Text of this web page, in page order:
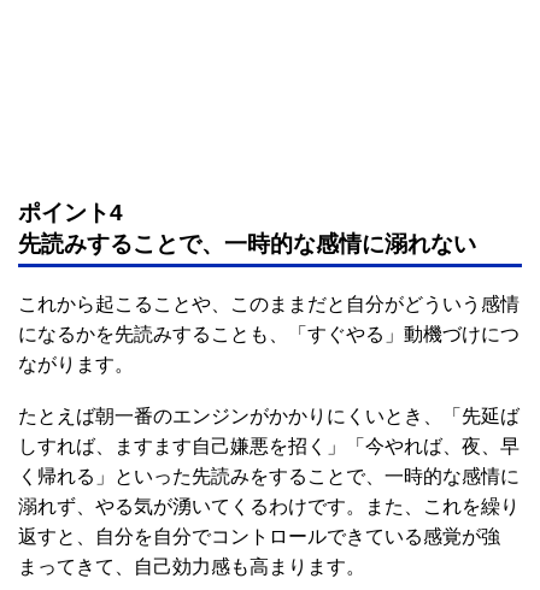
ポイント4
先読みすることで、一時的な感情に溺れない
これから起こることや、このままだと自分がどういう感情
になるかを先読みすることも、「すぐやる」動機づけにつ
ながります。
たとえば朝一番のエンジンがかかりにくいとき、「先延ば
しすれば、ますます自己嫌悪を招く」「今やれば、夜、早
く帰れる」といった先読みをすることで、一時的な感情に
溺れず、やる気が湧いてくるわけです。また、これを繰り
返すと、自分を自分でコントロールできている感覚が強
まってきて、自己効力感も高まります。